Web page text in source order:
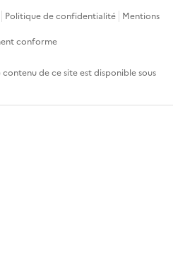
Politique de confidentialité Mentions
conforme
de ce site est disponible sous